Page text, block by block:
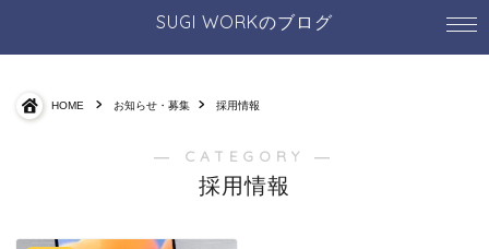
SUGI WORKのブログ
HOME お知らせ・募集 採用情報
― CATEGORY ―
採用情報